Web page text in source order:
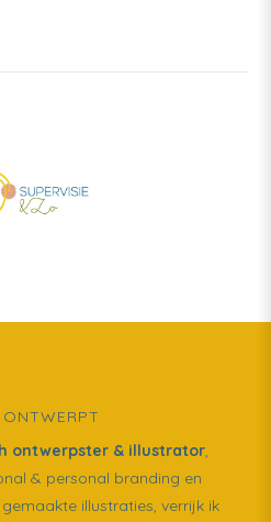
ontwerpster & illustrator,
& personal branding en
illustraties, verrijk ik